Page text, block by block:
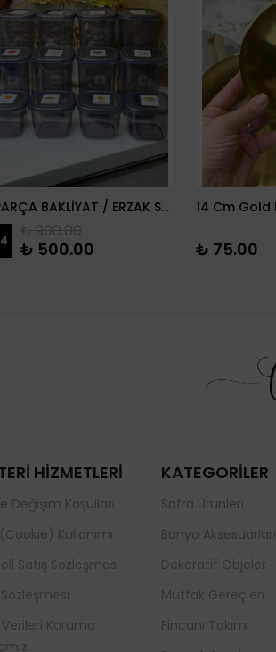
12 PARÇA BAKLİYAT / ERZAK SETİ
₺ 500.00 ₺ 75.00
HİZMETLERİ
Değişim Koşulları
Kullanımı
Satış Sözleşmesi
Verileri Koruma
KATEGORİLER
Sofra Ürünleri
Banyo Aksesuarları
Dekoratif Objeler
Mutfak Gereçleri
Fincanı Takımı